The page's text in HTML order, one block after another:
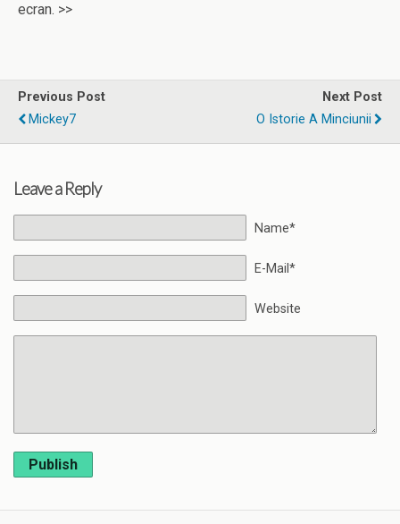
ecran. >>
Previous Post
Mickey7
Next Post
O Istorie A Minciunii
Leave a Reply
Name*
E-Mail*
Website
Publish